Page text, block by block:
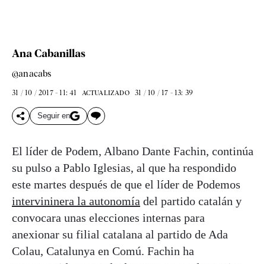
Ana Cabanillas
@anacabs
31 / 10 / 2017 - 11: 41 ACTUALIZADO 31 / 10 / 17 - 13: 39
Seguir en
El líder de Podem, Albano Dante Fachin, continúa
su pulso a Pablo Iglesias, al que ha respondido
este martes después de que el líder de Podemos
intervininera la autonomía del partido catalán y
convocara unas elecciones internas para
anexionar su filial catalana al partido de Ada
Colau, Catalunya en Comú. Fachin ha